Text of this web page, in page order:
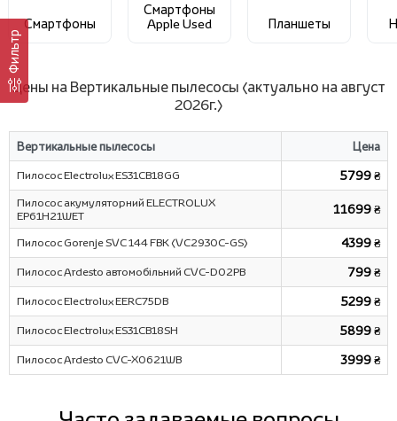
Фильтр
Смартфоны
Смартфоны
Apple Used
Планшеты
Цены на Вертикальные пылесосы (актуально на август
2026г.)
Вертикальные пылесосы Цена
Пилосос Electrolux ES31CB18GG 5799 ₴
Пилосос акумуляторний ELECTROLUX
EP61H21WET
11699 ₴
Пилосос Gorenje SVC 144 FBK (VC2930C-GS) 4399 ₴
Пилосос Ardesto автомобільний CVC-D02PB 799 ₴
Пилосос Electrolux EERC75DB 5299 ₴
Пилосос Electrolux ES31CB18SH 5899 ₴
Пилосос Ardesto CVC-X0621WB 3999 ₴